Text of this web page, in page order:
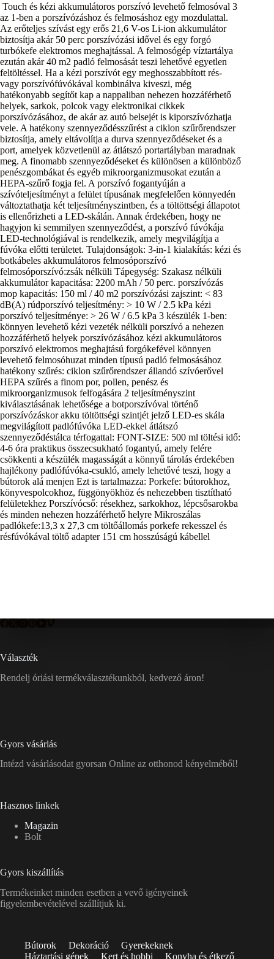
Touch és kézi akkumulátoros porszívó levehető felmosóval 3
az 1-ben a porszívózáshoz és felmosáshoz egy mozdulattal.
Az erőteljes szívást egy erős 21,6 V-os Li-ion akkumulátor
biztosítja akár 50 perc porszívózási idővel és egy forgó
turbókefe elektromos meghajtással. A felmosógép víztartálya
ezután akár 40 m2 padló felmosását teszi lehetővé egyetlen
feltöltéssel. Ha a kézi porszívót egy meghosszabbított rés-
vagy porszívófúvókával kombinálva kiveszi, még
hatékonyabb segítőt kap a nappaliban nehezen hozzáférhető
helyek, sarkok, polcok vagy elektronikai cikkek
porszívózásához, de akár az autó belsejét is kiporszívózhatja
vele. A hatékony szennyeződésszűrést a ciklon szűrőrendszer
biztosítja, amely eltávolítja a durva szennyeződéseket és a
port, amelyek közvetlenül az átlátszó portartályban maradnak
meg. A finomabb szennyeződéseket és különösen a különböző
penészgombákat és egyéb mikroorganizmusokat ezután a
HEPA-szűrő fogja fel. A porszívó fogantyúján a
szívóteljesítményt a felület típusának megfelelően könnyedén
változtathatja két teljesítményszintben, és a töltöttségi állapotot
is ellenőrizheti a LED-skálán. Annak érdekében, hogy ne
hagyjon ki semmilyen szennyeződést, a porszívó fúvókája
LED-technológiával is rendelkezik, amely megvilágítja a
fúvóka előtti területet. Tulajdonságok: 3-in-1 kialakítás: kézi és
botkábeles akkumulátoros felmosóporszívó
felmosóporszívó:zsák nélküli Tápegység: Szakasz nélküli
akkumulátor kapacitása: 2200 mAh / 50 perc. porszívózás
mop kapacitás: 150 ml / 40 m2 porszívózási zajszint: < 83
dB(A) rúdporszívó teljesítmény: > 10 W / 2.5 kPa kézi
porszívó teljesítménye: > 26 W / 6.5 kPa 3 készülék 1-ben:
könnyen levehető kézi vezeték nélküli porszívó a nehezen
hozzáférhető helyek porszívózásához kézi akkumulátoros
porszívó elektromos meghajtású forgókefével könnyen
levehető felmosóhuzat minden típusú padló felmosásához
hatékony szűrés: ciklon szűrőrendszer állandó szívóerővel
HEPA szűrés a finom por, pollen, penész és
mikroorganizmusok felfogására 2 teljesítményszint
kiválasztásának lehetősége a botporszívóval történő
porszívózáskor akku töltöttségi szintjét jelző LED-es skála
megvilágított padlófúvóka LED-ekkel átlátszó
szennyeződéstálca térfogattal: FONT-SIZE: 500 ml töltési idő:
4-6 óra praktikus összecsukható fogantyú, amely felére
csökkenti a készülék magasságát a könnyű tárolás érdekében
hajlékony padlófúvóka-csukló, amely lehetővé teszi, hogy a
bútorok alá menjen Ezt is tartalmazza: Porkefe: bútorokhoz,
könyvespolcokhoz, függönyökhöz és nehezebben tisztítható
felületekhez Porszívócső: résekhez, sarkokhoz, lépcsősarokba
és minden nehezen hozzáférhető helyre Mikroszálas
padlókefe:13,3 x 27,3 cm töltőállomás porkefe rekesszel és
résfúvókával töltő adapter 151 cm hosszúságú kábellel
Választék
Rendelj óriási termékválasztékunkból, kedvező áron!
Gyors vásárlás
Intézd vásárlásodat gyorsan Online az otthonod kényelméből!
Hasznos linkek
Magazin
Bolt
Gyors kiszállítás
Termékeinket minden esetben a vevő igényeinek
figyelembevételével szállítjuk ki.
Bútorok Dekoráció
Gyerekeknek
Háztartási gépek
Kert és hobbi Konyha és étkező